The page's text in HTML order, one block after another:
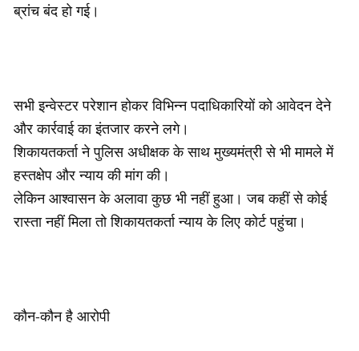
ब्रांच बंद हो गई।
सभी इन्वेस्टर परेशान होकर विभिन्न पदाधिकारियों को आवेदन देने
और कार्रवाई का इंतजार करने लगे।
शिकायतकर्ता ने पुलिस अधीक्षक के साथ मुख्यमंत्री से भी मामले में
हस्तक्षेप और न्याय की मांग की।
लेकिन आश्वासन के अलावा कुछ भी नहीं हुआ। जब कहीं से कोई
रास्ता नहीं मिला तो शिकायतकर्ता न्याय के लिए कोर्ट पहुंचा।
कौन-कौन है आरोपी